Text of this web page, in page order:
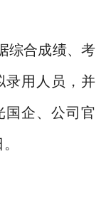
综合成绩、考
录用人员，并
国企、公司官